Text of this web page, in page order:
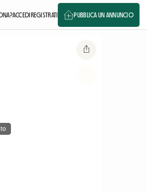
ACCEDIREGISTRATI PUBBLICA UN ANNUNCIO